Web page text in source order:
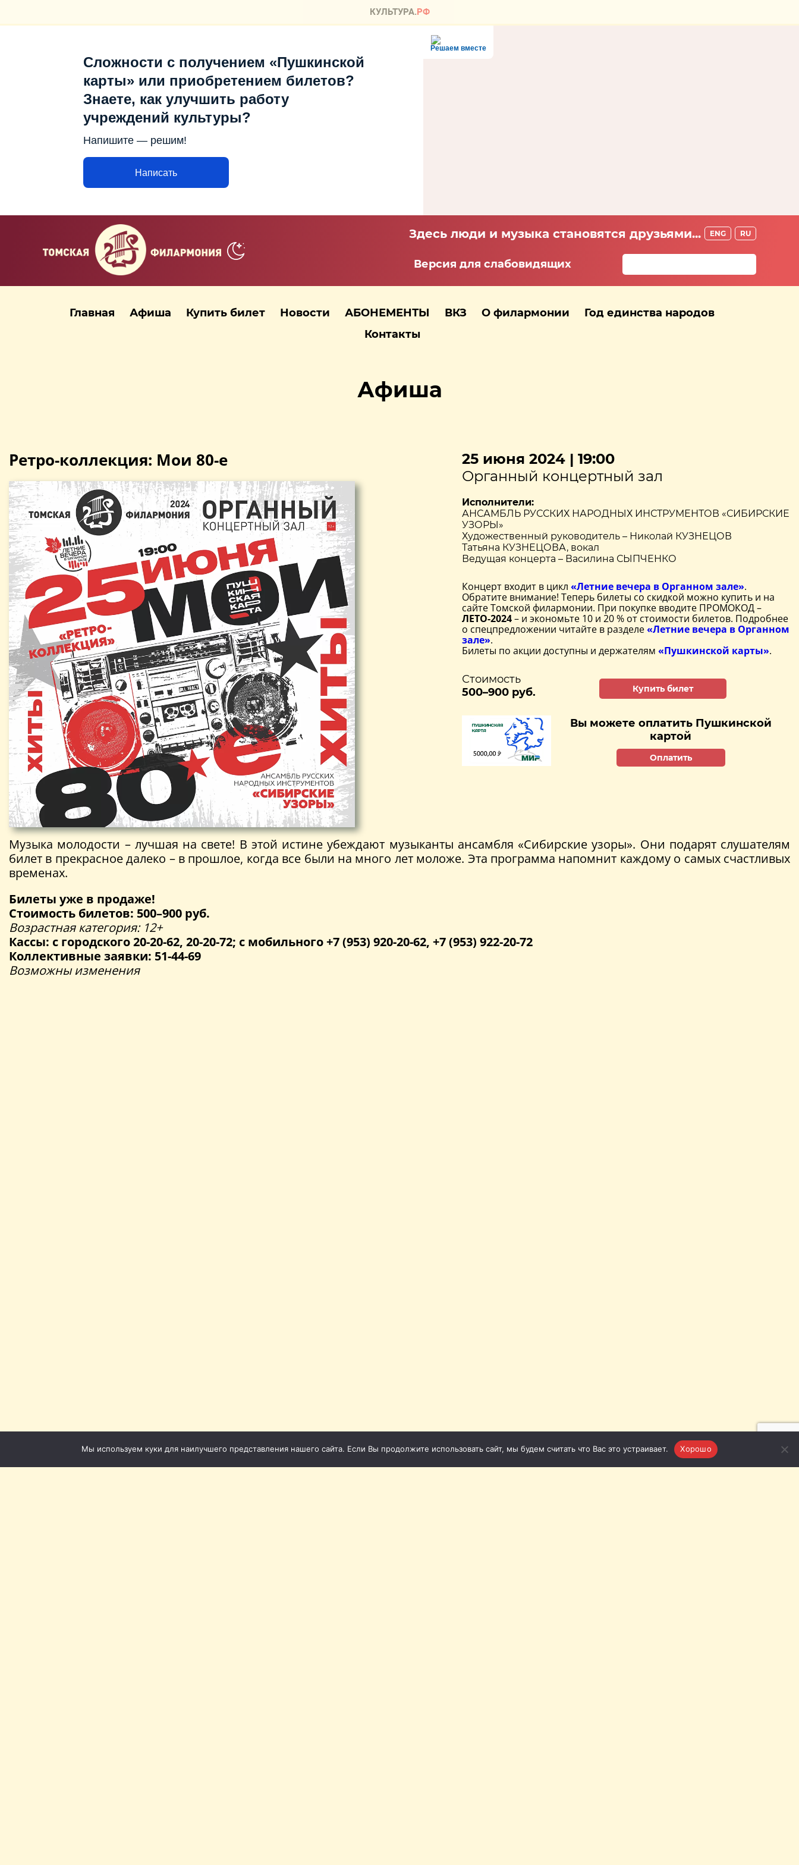
Решаем вместе
Сложности с получением «Пушкинской
карты» или приобретением билетов?
Знаете, как улучшить работу
учреждений культуры?
Напишите — решим!
Написать
Здесь люди и музыка становятся друзьями... ENG RU
Версия для слабовидящих
Главная Афиша Купить билет Новости АБОНЕМЕНТЫ ВКЗ О филармонии
Год единства народов
Контакты
Афиша
Ретро-коллекция: Мои 80-е
25 июня 2024 | 19:00
Органный концертный зал
Исполнители:
АНСАМБЛЬ РУССКИХ НАРОДНЫХ ИНСТРУМЕНТОВ «СИБИРСКИЕ
УЗОРЫ»
Художественный руководитель – Николай КУЗНЕЦОВ
Татьяна КУЗНЕЦОВА, вокал
Ведущая концерта – Василина СЫПЧЕНКО
Концерт входит в цикл «Летние вечера в Органном зале».
Обратите внимание! Теперь билеты со скидкой можно купить и на
сайте Томской филармонии. При покупке вводите ПРОМОКОД –
ЛЕТО-2024– и экономьте 10 и 20 % от стоимости билетов. Подробнее
о спецпредложении читайте в разделе«Летние вечера в Органном
зале».
Билеты по акции доступны и держателям «Пушкинской карты».
Стоимость
500–900 руб.
Купить билет
Вы можете оплатить Пушкинской
картой
Оплатить
Музыка молодости – лучшая на свете! В этой истине убеждают музыканты ансамбля «Сибирские узоры». Они подарят слушателям
билет в прекрасное далеко – в прошлое, когда все были на много лет моложе. Эта программа напомнит каждому о самых счастливых
временах.
Билеты уже в продаже!
Стоимость билетов: 500–900 руб.
Возрастная категория: 12+
Кассы: с городского 20-20-62, 20-20-72; с мобильного +7 (953) 920-20-62, +7 (953) 922-20-72
Коллективные заявки: 51-44-69
Возможны изменения
Мы используем куки для наилучшего представления нашего сайта. Если Вы продолжите использовать сайт, мы будем считать что Вас это устраивает. Хорошо